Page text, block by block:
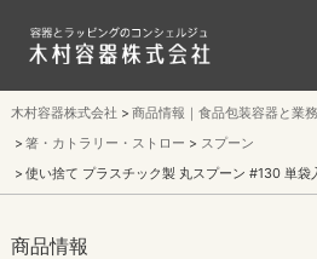
木村容器株式会社
商品情報｜食品包装容器と業
箸・カトラリー・ストロー
スプーン
使い捨て プラスチック製 丸スプーン #130 単
商品情報